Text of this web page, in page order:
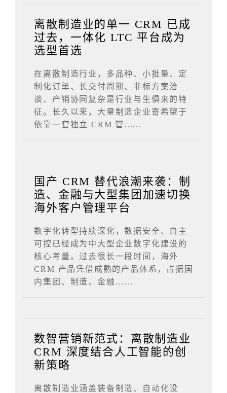
离散制造业的单一 CRM 已成
过去，一体化 LTC 平台成为
选型首选
在离散制造行业，多品种、小批量、定
制化订单、长交付周期、非标方案洽
谈、产销协同复杂是行业与生俱来的特
征。长久以来，大量制造企业寄希望于
依靠一套独立 CRM 管......
国产 CRM 替代浪潮来袭：制
造、金融与大型集团加速切换
海外客户管理平台
数字化转型持续深化，数据安全、自主
可控已经成为中大型企业数字化建设的
核心考量。过去很长一段时间，海外
CRM 产品凭借成熟的产品体系，占据国
内集团、制造、金融......
数智营销新范式：离散制造业
CRM 深度结合人工智能的创
新策略
离散制造业涵盖装备制造、自动化设